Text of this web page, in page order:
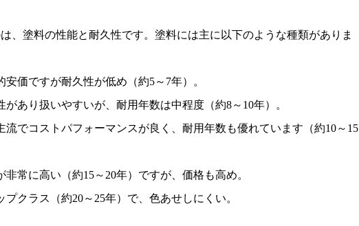
、塗料の性能と耐久性です。塗料には主に以下のような種類がありま
安価ですが耐久性が低め（約5～ 7年）。
があり扱いやすいが、耐用年数は中程度（約8～ 10年）。
流でコストパフォーマンスが良く、耐用年数も優れています（約10～ 15
非常に高い（約15～ 20年）ですが、価格も高め。
プクラス（約20～ 25年）で、色あせしにくい。